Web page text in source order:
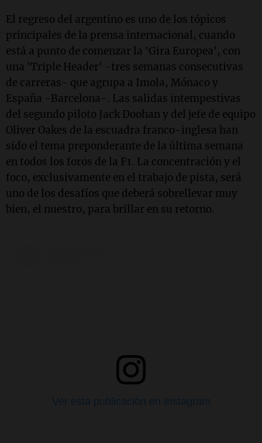
El regreso del argentino es uno de los tópicos
principales de la prensa internacional, cuando
está a punto de comenzar la 'Gira Europea', con
una 'Triple Header' -tres semanas consecutivas
de carreras- que agrupa a Imola, Mónaco y
España -Barcelona-. Las salidas intempestivas
del segundo piloto Jack Doohan y del jefe de equipo
Oliver Oakes de la escuadra franco-inglesa han
sido el tema preponderante de la última semana
en todos los foros de la F1. La concentración y el
foco, exclusivamente en el trabajo de pista, será
uno de los desafíos que deberá sobrellevar muy
bien, el nuestro, para brillar en su retorno.
Ver esta publicación en Instagram